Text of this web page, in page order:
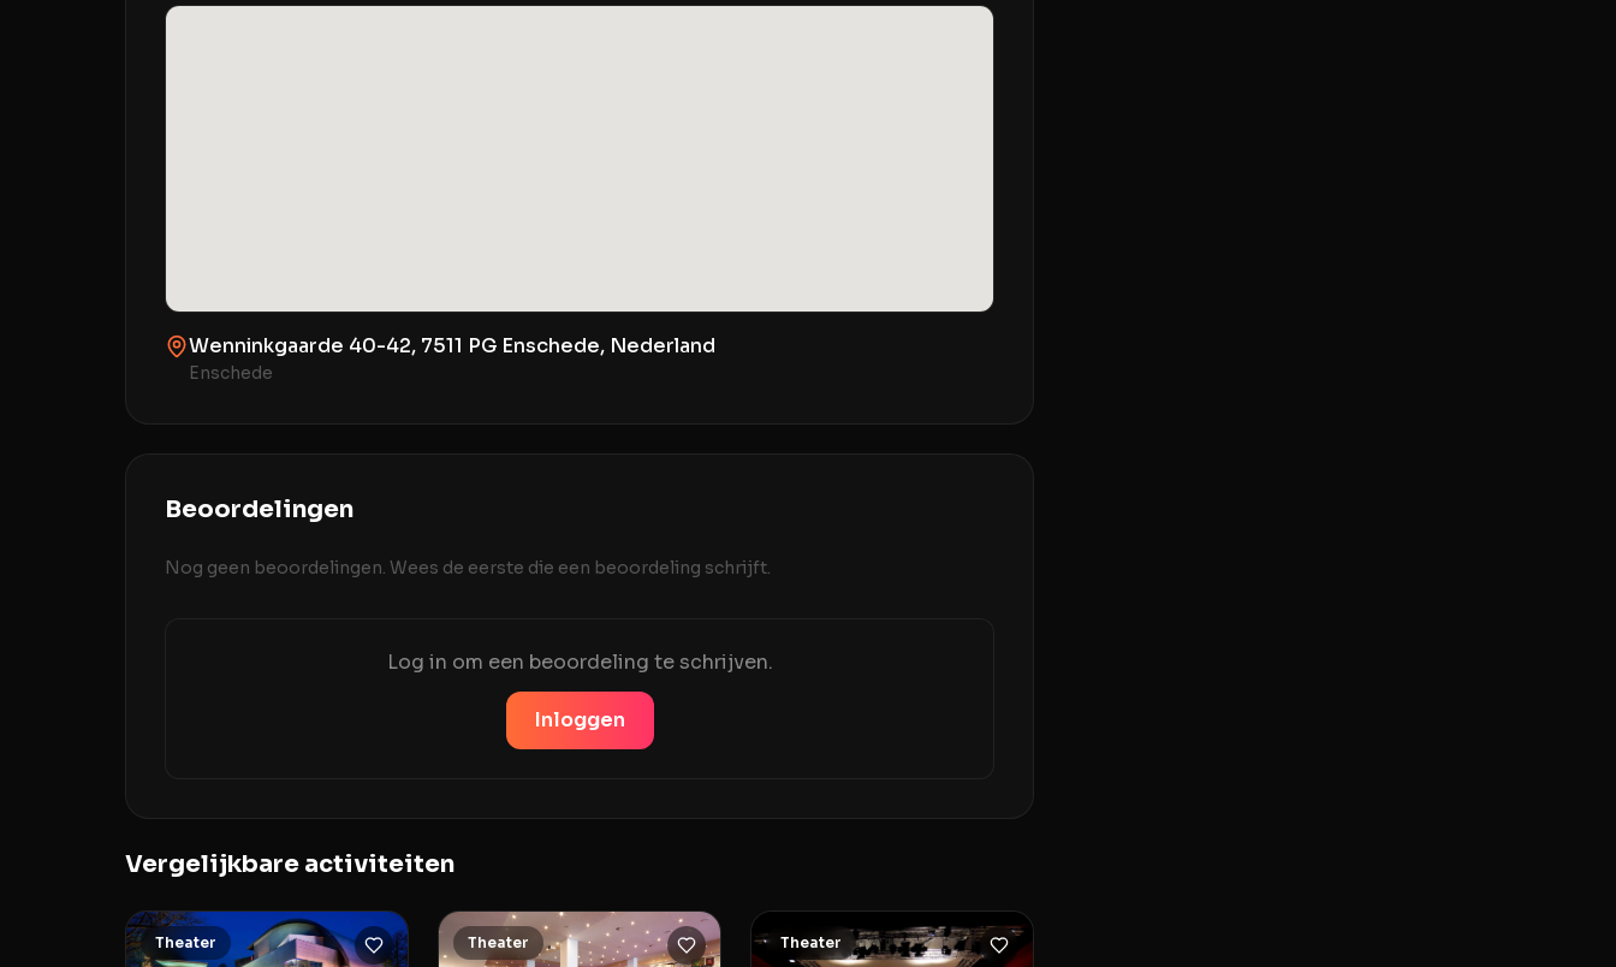
Wenninkgaarde 40-42, 7511 PG Enschede, Nederland
Enschede
Beoordelingen
Nog geen beoordelingen. Wees de eerste die een beoordeling schrijft.
Log in om een beoordeling te schrijven.
Inloggen
Vergelijkbare activiteiten
Theater Theater Theater